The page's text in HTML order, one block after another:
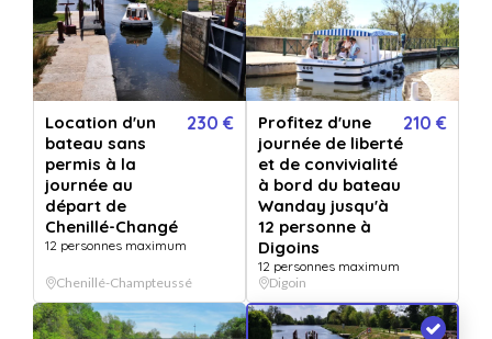
Afficher toutes
les images
Location d'un bateau sans
permis à la demi-journée au
départ de Chenillé-Changé
Vendu parLes Canalous
Profitez d'une journée de liberté et de convivialité à bord du wanday cabine
jusqu'à 12 personnes
Location d'un
bateau sans
permis à la
journée au
départ de
Chenillé-Changé
12 personnes maximum
230 €
Chenillé-Champteussé
Profitez d'une
journée de liberté
et de convivialité
à bord du bateau
Wanday jusqu'à
12 personne à
Digoins
12 personnes maximum
210 €
Digoin